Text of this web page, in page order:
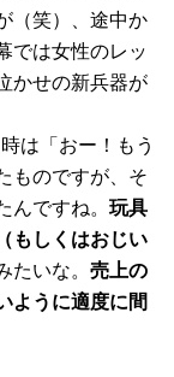
（笑）、途中か
では女性のレッ
かせの新兵器が
は「おー！もう
ものですが、そ
ですね。 玩具
もしくはおじい
たいな。 売上の
ように適度に間